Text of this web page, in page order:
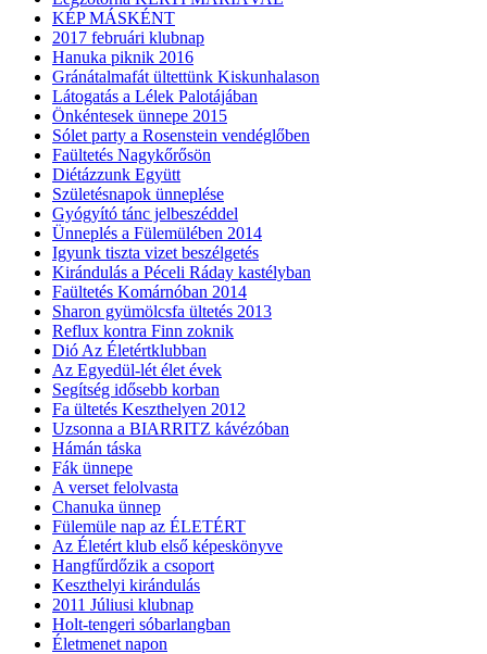
KÉP MÁSKÉNT
2017 februári klubnap
Hanuka piknik 2016
Gránátalmafát ültettünk Kiskunhalason
Látogatás a Lélek Palotájában
Önkéntesek ünnepe 2015
Sólet party a Rosenstein vendéglőben
Faültetés Nagykőrősön
Diétázzunk Együtt
Születésnapok ünneplése
Gyógyító tánc jelbeszéddel
Ünneplés a Fülemülében 2014
Igyunk tiszta vizet beszélgetés
Kirándulás a Péceli Ráday kastélyban
Faültetés Komárnóban 2014
Sharon gyümölcsfa ültetés 2013
Reflux kontra Finn zoknik
Dió Az Életértklubban
Az Egyedül-lét élet évek
Segítség idősebb korban
Fa ültetés Keszthelyen 2012
Uzsonna a BIARRITZ kávézóban
Hámán táska
Fák ünnepe
A verset felolvasta
Chanuka ünnep
Fülemüle nap az ÉLETÉRT
Az Életért klub első képeskönyve
Hangfűrdőzik a csoport
Keszthelyi kirándulás
2011 Júliusi klubnap
Holt-tengeri sóbarlangban
Életmenet napon